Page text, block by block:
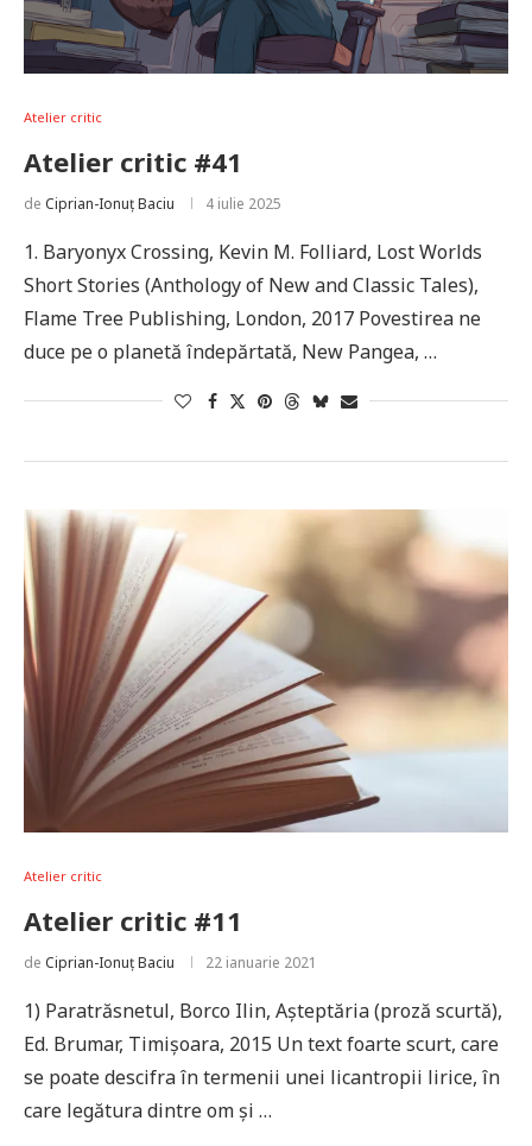
Atelier critic
Atelier critic #41
de Ciprian-Ionuț Baciu 4 iulie 2025
1. Baryonyx Crossing, Kevin M. Folliard, Lost Worlds
Short Stories (Anthology of New and Classic Tales),
Flame Tree Publishing, London, 2017 Povestirea ne
duce pe o planetă îndepărtată, New Pangea, …
Atelier critic
Atelier critic #11
de Ciprian-Ionuț Baciu 22 ianuarie 2021
1) Paratrăsnetul, Borco Ilin, Așteptăria (proză scurtă),
Ed. Brumar, Timișoara, 2015 Un text foarte scurt, care
se poate descifra în termenii unei licantropii lirice, în
care legătura dintre om și …